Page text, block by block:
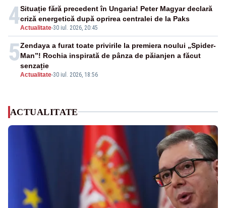
4Actualitate-30 iul. 2026, 20:45
Situație fără precedent în Ungaria! Peter Magyar declară
criză energetică după oprirea centralei de la Paks
5
Actualitate-30 iul. 2026, 18:56
Zendaya a furat toate privirile la premiera noului „Spider-
Man”! Rochia inspirată de pânza de păianjen a făcut
senzație
ACTUALITATE